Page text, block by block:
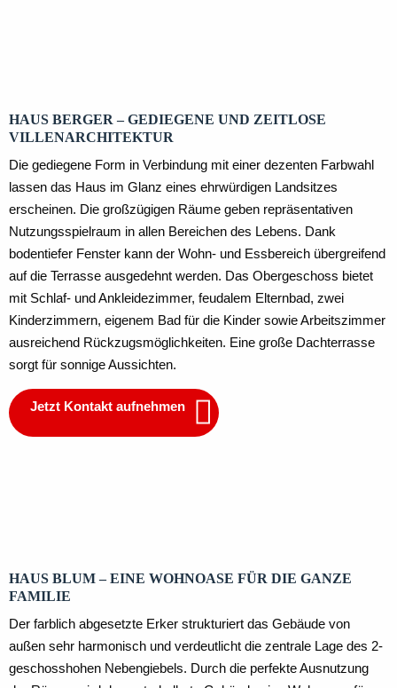
HAUS BERGER – GEDIEGENE UND ZEITLOSE
VILLENARCHITEKTUR
Die gediegene Form in Verbindung mit einer dezenten Farbwahl
lassen das Haus im Glanz eines ehrwürdigen Landsitzes
erscheinen. Die großzügigen Räume geben repräsentativen
Nutzungsspielraum in allen Bereichen des Lebens. Dank
bodentiefer Fenster kann der Wohn- und Essbereich übergreifend
auf die Terrasse ausgedehnt werden. Das Obergeschoss bietet
mit Schlaf- und Ankleidezimmer, feudalem Elternbad, zwei
Kinderzimmern, eigenem Bad für die Kinder sowie Arbeitszimmer
ausreichend Rückzugsmöglichkeiten. Eine große Dachterrasse
sorgt für sonnige Aussichten.
Jetzt Kontakt aufnehmen
HAUS BLUM – EINE WOHNOASE FÜR DIE GANZE
FAMILIE
Der farblich abgesetzte Erker strukturiert das Gebäude von
außen sehr harmonisch und verdeutlicht die zentrale Lage des 2-
geschosshohen Nebengiebels. Durch die perfekte Ausnutzung